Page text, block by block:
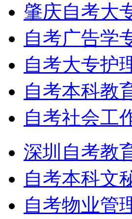
肇庆自考大
自考广告学
自考大专护
自考本科教
自考社会工
深圳自考教
自考本科文
自考物业管